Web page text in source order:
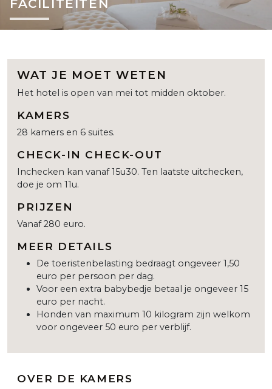
FACILITEITEN
WAT JE MOET WETEN
Het hotel is open van mei tot midden oktober.
KAMERS
28 kamers en 6 suites.
CHECK-IN CHECK-OUT
Inchecken kan vanaf 15u30. Ten laatste uitchecken,
doe je om 11u.
PRIJZEN
Vanaf 280 euro.
MEER DETAILS
De toeristenbelasting bedraagt ongeveer 1,50
euro per persoon per dag.
Voor een extra babybedje betaal je ongeveer 15
euro per nacht.
Honden van maximum 10 kilogram zijn welkom
voor ongeveer 50 euro per verblijf.
OVER DE KAMERS